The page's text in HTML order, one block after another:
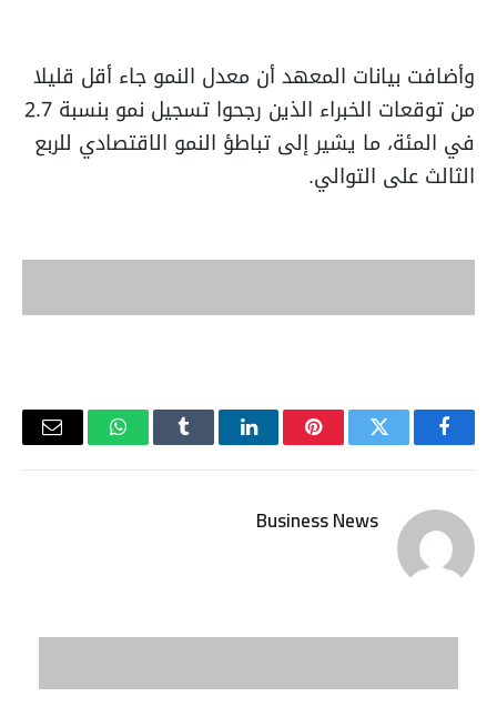
وأضافت بيانات المعهد أن معدل النمو جاء أقل قليلا
من توقعات الخبراء الذين رجحوا تسجيل نمو بنسبة 2.7
في المئة، ما يشير إلى تباطؤ النمو الاقتصادي للربع
الثالث على التوالي.
فيسبوكتويتر بينتيريستلينكدإن Tumblr واتسابالبريد
Business News